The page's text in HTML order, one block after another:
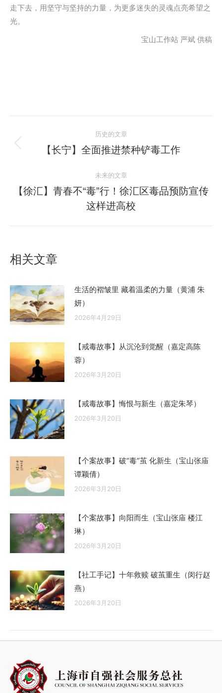
走下去，用坚守与坚持的力量，为更多迷失的灵魂点亮希望之
光。
宝山工作站 严斌 供稿
章
航
历史的文章
历
的
文
章：
【长宁】全面推进禁种铲毒工作
未来的文章
来
的
【徐汇】青春不“毒”行！徐汇区毒品预防宣传
这样进高校
相关文章
生活的褶皱里 藏着温柔的力量（黄浦 朱
妍）
2026年4月29日
【戒毒故事】从沉沦到觉醒（嘉定高陈
蓉）
2026年3月20日
【戒毒故事】悔恨与新生（嘉定朱琴）
2026年3月20日
【个案故事】破“毒”茧 化新生（宝山张庙
谭颖倩）
2026年3月20日
【个案故事】向阳而生（宝山张庙 楼江
琳）
2026年3月20日
【社工手记】十年救赎 破茧重生（闵行赵
燕）
2026年3月20日